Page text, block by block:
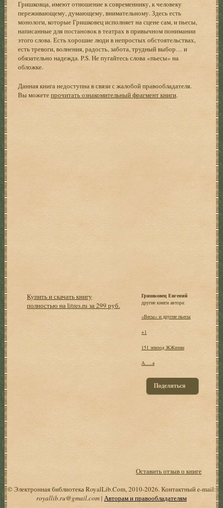
Гришковца, имеют отношение к современнику, к человеку
переживающему, думающему, внимательному. Здесь есть
монологи, которые Гришковец исполняет на сцене сам, и пьесы,
написанные для постановок в театрах в привычном понимании
этого слова. Есть хорошие люди в непростых обстоятельствах,
есть тревоги, волнения, радость, забота, трудный выбор… и
обязательно надежда. P.S. Не пугайтесь слова «пьесы» на
обложке.
Данная книга недоступна в связи с жалобой правообладателя.
Вы можетепрочитать ознакомительный фрагмент книги.
Купить и скачать книгу
полностью на litres.ru за 299 руб.
Гришковец Евгений
другие книги автора:
«Весы» и другие пьесы
+1
151 эпизод ЖЖизни
А.....а
Поделиться
Оставить отзыв о книге
© Электронная библиотека RoyalLib.Com, 2010-2026. Контактный e-mail:
royallib.ru@gmail.com| Авторам и правообладателям